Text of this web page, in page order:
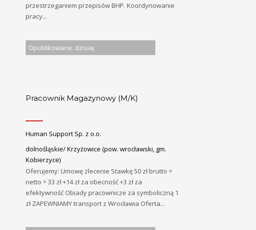
przestrzeganiem przepisów BHP. Koordynowanie
pracy...
Opublikowane: dzisiaj
Pracownik Magazynowy (M/K)
Human Support Sp. z o.o.
dolnośląskie/ Krzyżowice (pow. wrocławski, gm.
Kobierzyce)
Oferujemy: Umowę zlecenie Stawkę 50 zł brutto =
netto = 33 zł +14 zł za obecność +3 zł za
efektywność Obiady pracownicze za symboliczną 1
zł ZAPEWNIAMY transport z Wrocławia Oferta...